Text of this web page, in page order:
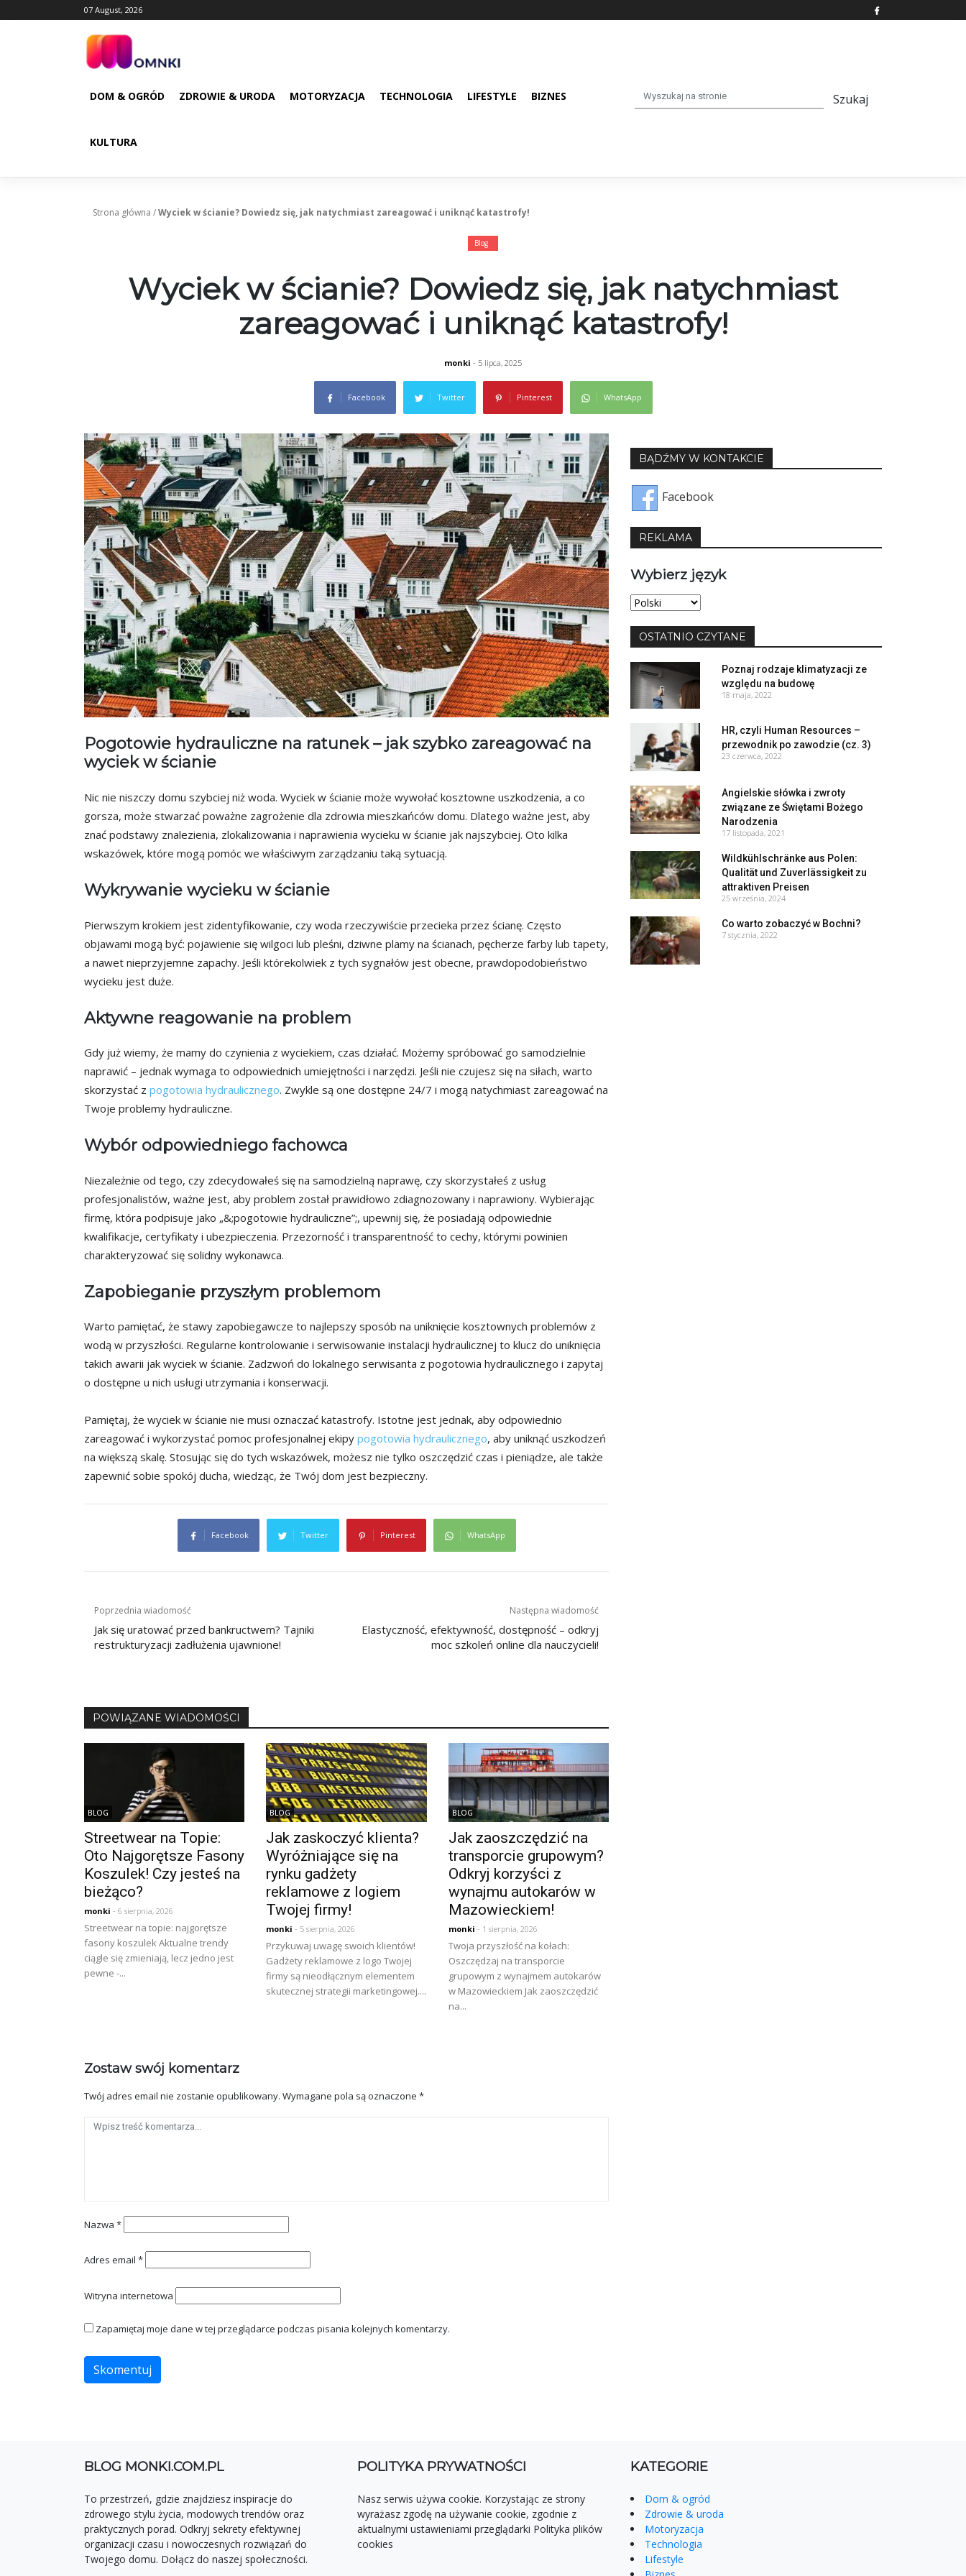
to
07 August, 2026
DOM & OGRÓD ZDROWIE & URODA MOTORYZACJA TECHNOLOGIA LIFESTYLE BIZNES
KULTURA
Strona główna /Wyciek w ścianie? Dowiedz się, jak natychmiast zareagować i uniknąć katastrofy!
Blog
Wyciek w ścianie? Dowiedz się, jak natychmiast
zareagować i uniknąć katastrofy!
monki - 5 lipca, 2025
Facebook Twitter Pinterest WhatsApp
Pogotowie hydrauliczne na ratunek – jak szybko zareagować na
wyciek w ścianie
Nic nie niszczy domu szybciej niż woda. Wyciek w ścianie może wywołać kosztowne uszkodzenia, a co
gorsza, może stwarzać poważne zagrożenie dla zdrowia mieszkańców domu. Dlatego ważne jest, aby
znać podstawy znalezienia, zlokalizowania i naprawienia wycieku w ścianie jak najszybciej. Oto kilka
wskazówek, które mogą pomóc we właściwym zarządzaniu taką sytuacją.
Wykrywanie wycieku w ścianie
Pierwszym krokiem jest zidentyfikowanie, czy woda rzeczywiście przecieka przez ścianę. Często
objawami mogą być: pojawienie się wilgoci lub pleśni, dziwne plamy na ścianach, pęcherze farby lub tapety,
a nawet nieprzyjemne zapachy. Jeśli którekolwiek z tych sygnałów jest obecne, prawdopodobieństwo
wycieku jest duże.
Aktywne reagowanie na problem
Gdy już wiemy, że mamy do czynienia z wyciekiem, czas działać. Możemy spróbować go samodzielnie
naprawić – jednak wymaga to odpowiednich umiejętności i narzędzi. Jeśli nie czujesz się na siłach, warto
skorzystać z pogotowia hydraulicznego. Zwykle są one dostępne 24/7 i mogą natychmiast zareagować na
Twoje problemy hydrauliczne.
Wybór odpowiedniego fachowca
Niezależnie od tego, czy zdecydowałeś się na samodzielną naprawę, czy skorzystałeś z usług
profesjonalistów, ważne jest, aby problem został prawidłowo zdiagnozowany i naprawiony. Wybierając
firmę, która podpisuje jako „&;pogotowie hydrauliczne”;, upewnij się, że posiadają odpowiednie
kwalifikacje, certyfikaty i ubezpieczenia. Przezorność i transparentność to cechy, którymi powinien
charakteryzować się solidny wykonawca.
Zapobieganie przyszłym problemom
Warto pamiętać, że stawy zapobiegawcze to najlepszy sposób na uniknięcie kosztownych problemów z
wodą w przyszłości. Regularne kontrolowanie i serwisowanie instalacji hydraulicznej to klucz do uniknięcia
takich awarii jak wyciek w ścianie. Zadzwoń do lokalnego serwisanta z pogotowia hydraulicznego i zapytaj
o dostępne u nich usługi utrzymania i konserwacji.
Pamiętaj, że wyciek w ścianie nie musi oznaczać katastrofy. Istotne jest jednak, aby odpowiednio
zareagować i wykorzystać pomoc profesjonalnej ekipy pogotowia hydraulicznego, aby uniknąć uszkodzeń
na większą skalę. Stosując się do tych wskazówek, możesz nie tylko oszczędzić czas i pieniądze, ale także
zapewnić sobie spokój ducha, wiedząc, że Twój dom jest bezpieczny.
Facebook Twitter Pinterest WhatsApp
Nawigacja
wpisu
Poprzednia wiadomość
Jak się uratować przed bankructwem? Tajniki
restrukturyzacji zadłużenia ujawnione!
Następna wiadomość
Elastyczność, efektywność, dostępność – odkryj
moc szkoleń online dla nauczycieli!
POWIĄZANE WIADOMOŚCI
BLOG
Streetwear na Topie:
Oto Najgorętsze Fasony
Koszulek! Czy jesteś na
bieżąco?
monki - 6 sierpnia, 2026
Streetwear na topie: najgorętsze
fasony koszulek Aktualne trendy
ciągle się zmieniają, lecz jedno jest
pewne -...
BLOG
Jak zaskoczyć klienta?
Wyróżniające się na
rynku gadżety
reklamowe z logiem
Twojej firmy!
monki - 5 sierpnia, 2026
Przykuwaj uwagę swoich klientów!
Gadżety reklamowe z logo Twojej
firmy są nieodłącznym elementem
skutecznej strategii marketingowej....
BLOG
Jak zaoszczędzić na
transporcie grupowym?
Odkryj korzyści z
wynajmu autokarów w
Mazowieckiem!
monki - 1 sierpnia, 2026
Twoja przyszłość na kołach:
Oszczędzaj na transporcie
grupowym z wynajmem autokarów
w Mazowieckiem Jak zaoszczędzić
na...
Zostaw swój komentarz
Twój adres email nie zostanie opublikowany. Wymagane pola są oznaczone *
Nazwa *
Adres email *
Witryna internetowa
Zapamiętaj moje dane w tej przeglądarce podczas pisania kolejnych komentarzy.
BĄDŹMY W KONTAKCIE
Facebook
REKLAMA
Wybierz język
Wybierz
OSTATNIO CZYTANE
Poznaj rodzaje klimatyzacji ze
względu na budowę
18 maja, 2022
HR, czyli Human Resources –
przewodnik po zawodzie (cz. 3)
23 czerwca, 2022
Angielskie słówka i zwroty
związane ze Świętami Bożego
Narodzenia
17 listopada, 2021
Wildkühlschränke aus Polen:
Qualität und Zuverlässigkeit zu
attraktiven Preisen
25 września, 2024
Co warto zobaczyć w Bochni?
7 stycznia, 2022
BLOG MONKI.COM.PL
To przestrzeń, gdzie znajdziesz inspiracje do
zdrowego stylu życia, modowych trendów oraz
praktycznych porad. Odkryj sekrety efektywnej
organizacji czasu i nowoczesnych rozwiązań do
Twojego domu. Dołącz do naszej społeczności.
POLITYKA PRYWATNOŚCI
Nasz serwis używa cookie. Korzystając ze strony
wyrażasz zgodę na używanie cookie, zgodnie z
aktualnymi ustawieniami przeglądarki Polityka plików
cookies
KATEGORIE
Dom & ogród
Zdrowie & uroda
Motoryzacja
Technologia
Lifestyle